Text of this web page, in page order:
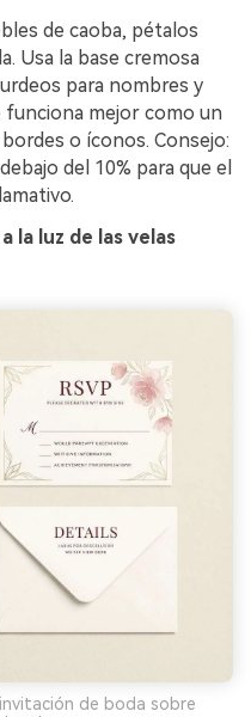
de caoba, pétalos
Usa la base cremosa
para nombres y
funciona mejor como un
o íconos. Consejo:
del 10% para que el
la luz de las velas
de boda sobre